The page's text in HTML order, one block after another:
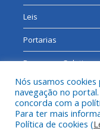
Leis
Portarias
Processos Seletivos
Todos os direitos
Nós usamos
navegação no
concorda com a
Para ter mais
Política de cookies (